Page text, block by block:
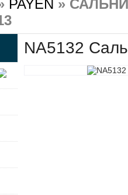
PAYEN »
NA5132